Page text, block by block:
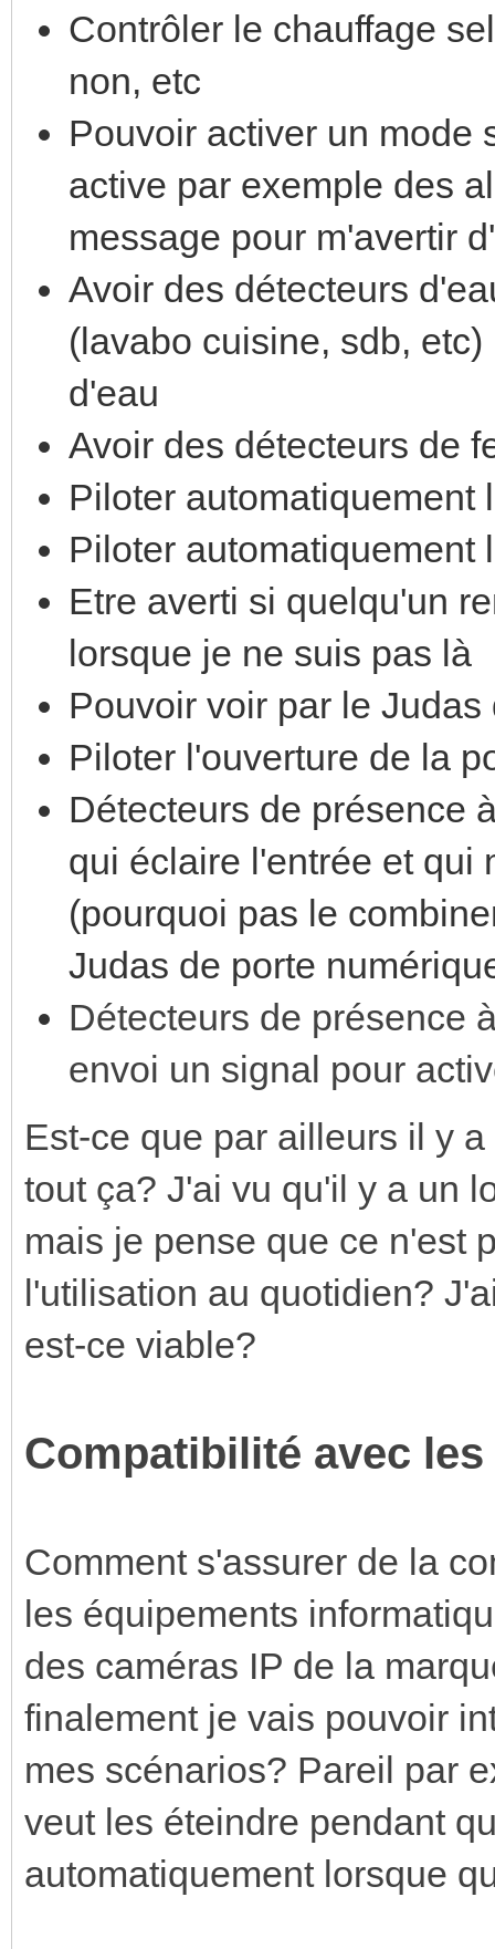
Contrôler le chauffage
non, etc
Pouvoir activer un mode
active par exemple des
message pour m'avertir
Avoir des détecteurs
(lavabo cuisine, sdb,
d'eau
Avoir des détecteurs de
Piloter automatiquement
Piloter automatiquement
Etre averti si quelqu'un
lorsque je ne suis pas là
Pouvoir voir par le
Piloter l'ouverture de la
Détecteurs de présence
qui éclaire l'entrée et qui
(pourquoi pas le
Judas de porte
Détecteurs de présence
envoi un signal pour
Est-ce que par ailleurs il y
tout ça? J'ai vu qu'il y a un
mais je pense que ce n'est
l'utilisation au quotidien?
est-ce viable?
Compatibilité avec
Comment s'assurer de la
les équipements
des caméras IP de la
finalement je vais pouvoir
mes scénarios? Pareil par
veut les éteindre pendant
automatiquement lorsque